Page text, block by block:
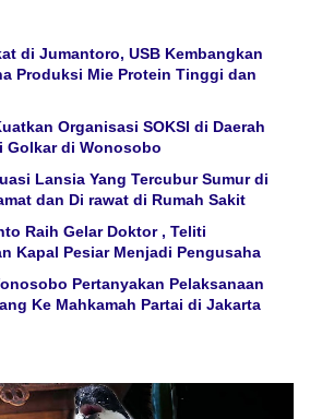
di Jumantoro, USB Kembangkan
Produksi Mie Protein Tinggi dan
Organisasi SOKSI di Daerah
Golkar di Wonosobo
Lansia Yang Tercubur Sumur di
dan Di rawat di Rumah Sakit
Raih Gelar Doktor , Teliti
Kapal Pesiar Menjadi Pengusaha
Pertanyakan Pelaksanaan
Ke Mahkamah Partai di Jakarta